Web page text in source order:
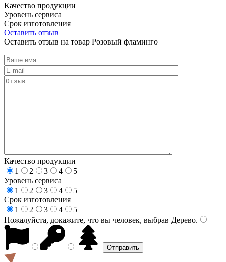
Качество продукции
Уровень сервиса
Срок изготовления
Оставить отзыв
Оставить отзыв на товар Розовый фламинго
Качество продукции
1
2 3 4
5
Уровень сервиса
1
2 3 4
5
Срок изготовления
1
2 3 4
5
Пожалуйста, докажите, что вы человек, выбрав Дерево.